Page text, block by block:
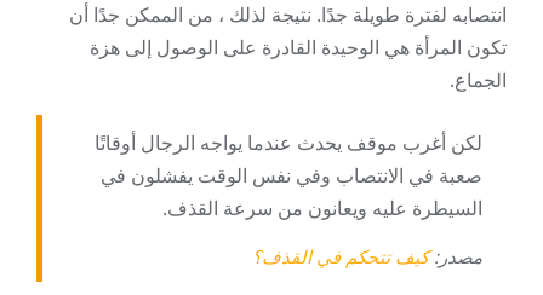
انتصابه لفترة طويلة جدًا. نتيجة لذلك ، من الممكن جدًا أن
تكون المرأة هي الوحيدة القادرة على الوصول إلى هزة
الجماع.
لكن أغرب موقف يحدث عندما يواجه الرجال أوقاتًا
صعبة في الانتصاب وفي نفس الوقت يفشلون في
السيطرة عليه ويعانون من سرعة القذف.
مصدر:كيف تتحكم في القذف؟